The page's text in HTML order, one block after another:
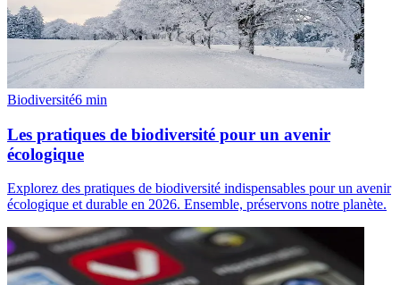
Biodiversité6 min
Les pratiques de biodiversité pour un avenir
écologique
Explorez des pratiques de biodiversité indispensables pour un avenir
écologique et durable en 2026. Ensemble, préservons notre planète.